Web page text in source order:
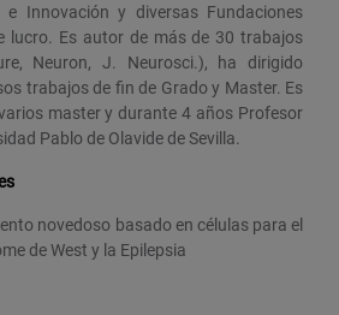
e Innovación y diversas Fundaciones
lucro. Es autor de más de 30 trabajos
Neuron, J. Neurosci.), ha dirigido
trabajos de fin de Grado y Master. Es
master y durante 4 años Profesor
Pablo de Olavide de Sevilla.
novedoso basado en células para el
de West y la Epilepsia